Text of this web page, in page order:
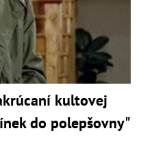
kultovej
do polepšovny"